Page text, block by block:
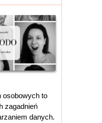
osobowych to
zagadnień
danych.